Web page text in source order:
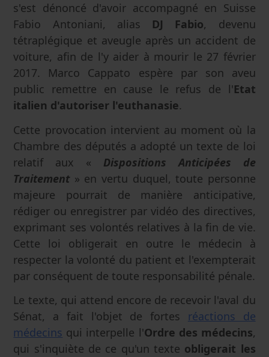
s'est dénoncé d'avoir accompagné en Suisse
Fabio Antoniani, alias DJ Fabio, devenu
tétraplégique et aveugle après un accident de
voiture, afin de l'y aider à mourir le 27 février
2017. Marco Cappato espère par son aveu
public remettre en cause le refus de l'Etat
italien d'autoriser l'euthanasie.
Cette provocation intervient au moment où la
Chambre des députés a adopté un texte de loi
relatif aux « Dispositions Anticipées de
Traitement » en vertu duquel, toute personne
majeure pourrait de manière anticipative,
rédiger ou enregistrer par vidéo des directives,
exprimant ses volontés relatives à la fin de vie.
Cette loi obligerait en outre le médecin à
respecter la volonté du patient et l'exempterait
par conséquent de toute responsabilité pénale.
Le texte, qui attend encore de recevoir l'aval du
Sénat, a fait l'objet de fortes réactions de
médecins qui interpelle l'Ordre des médecins,
qui s'inquiète de ce qu'un texte obligerait les